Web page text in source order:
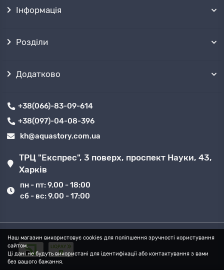
Наш магазин використовує cookies для поліпшення зручності користування
сайтом.
Ці дані не будуть використані для ідентифікації або контактування з вами
без вашого бажання.
Інформація
Розділи
Додатково
+38(066)-83-09-614
+38(097)-04-08-396
kh@aquastory.com.ua
ТРЦ "Експрес", 3 поверх, проспект Науки, 43,
Харків
пн - пт: 9.00 - 18:00
сб - вс: 9.00 - 17:00